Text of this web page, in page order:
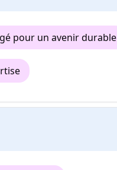
pour un avenir durable